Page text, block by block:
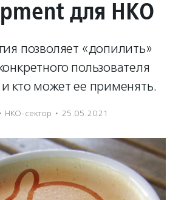
для НКО
позволяет «допилить»
пользователя
кто может ее применять.
· НКО-сектор · 25.05.2021